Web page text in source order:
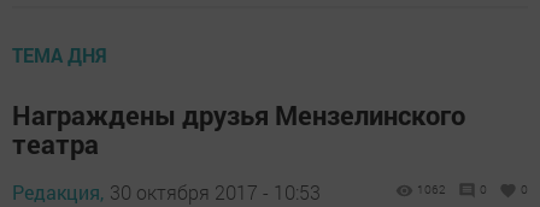
ТЕМА ДНЯ
Награждены друзья Мензелинского
театра
Редакция, 30 октября 2017 - 10:53 1062 0 0